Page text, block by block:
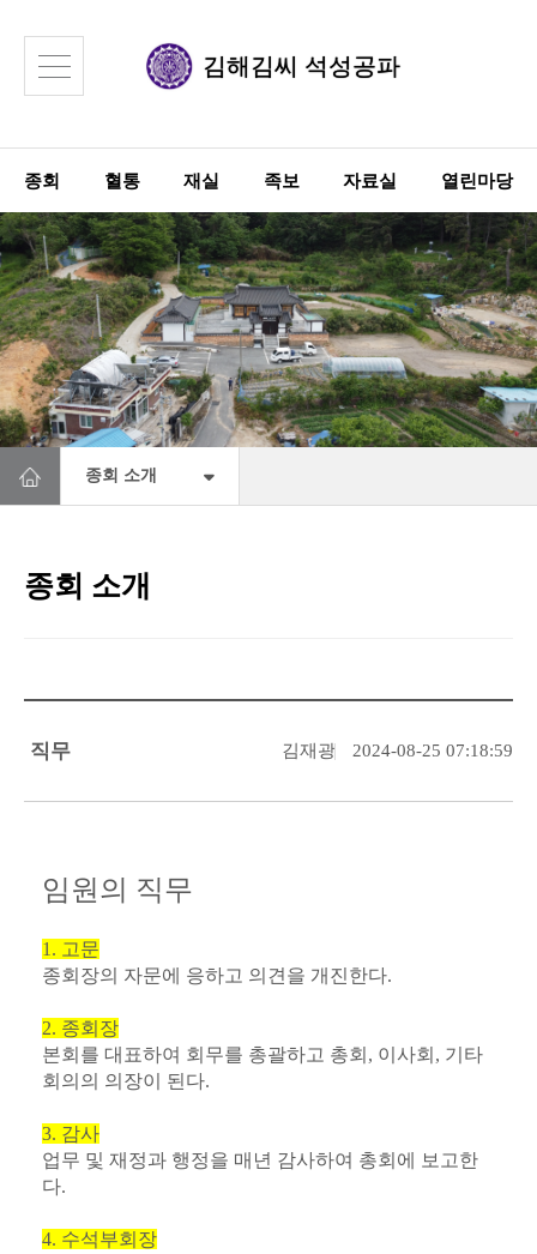
김해김씨 석성공파
종회 혈통 재실 족보 자료실 열린마당
종회장
종회 소개
종회 소개
직무 김재광 2024-08-25 07:18:59
임원의 직무
1. 고문
종회장의 자문에 응하고 의견을 개진한다.
2. 종회장
본회를 대표하여 회무를 총괄하고 총회, 이사회, 기타
회의의 의장이 된다.
3. 감사
업무 및 재정과 행정을 매년 감사하여 총회에 보고한
다.
4. 수석부회장